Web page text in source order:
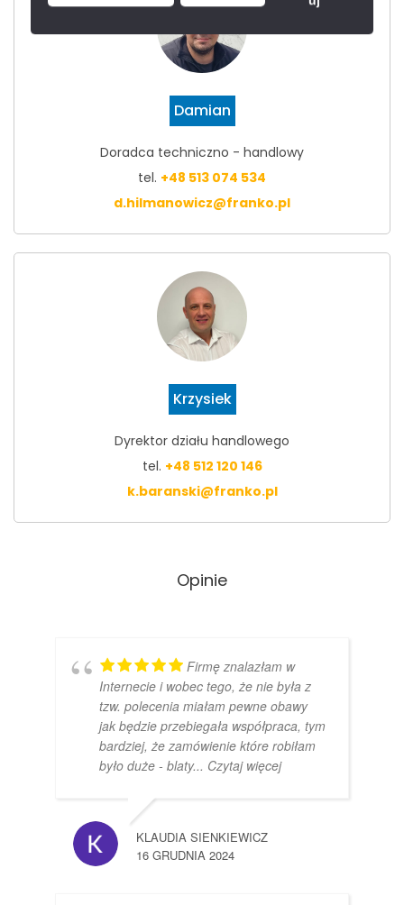
Damian
Doradca techniczno - handlowy
tel. +48 513 074 534
d.hilmanowicz@franko.pl
Krzysiek
Dyrektor działu handlowego
tel. +48 512 120 146
k.baranski@franko.pl
Opinie
Firmę znalazłam w
Internecie i wobec tego, że nie była z
tzw. polecenia miałam pewne obawy
jak będzie przebiegała współpraca, tym
bardziej, że zamówienie które robiłam
było duże - blaty... Czytaj więcej
KLAUDIA SIENKIEWICZ
16 GRUDNIA 2024